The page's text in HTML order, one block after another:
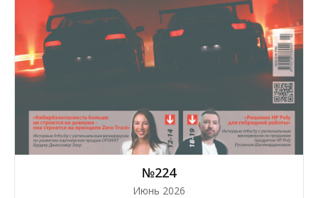
№224
Июнь 2026